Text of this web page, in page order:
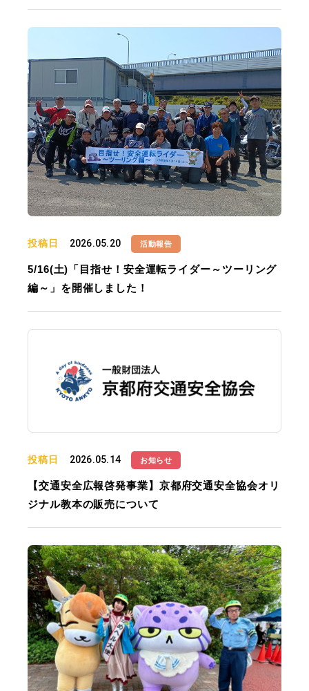
投稿日 2026.05.20 活動報告
5/16(土)「目指せ！安全運転ライダー～ツーリング
編～」を開催しました！
投稿日 2026.05.14 お知らせ
【交通安全広報啓発事業】京都府交通安全協会オリ
ジナル教本の販売について